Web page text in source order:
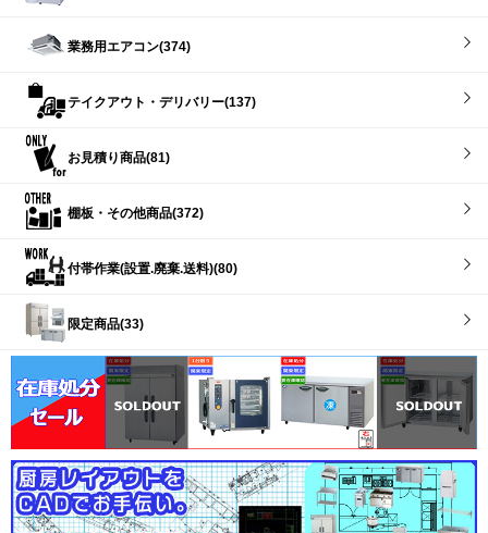
業務用エアコン(374)
テイクアウト・デリバリー(137)
お見積り商品(81)
棚板・その他商品(372)
付帯作業(設置.廃棄.送料)(80)
限定商品(33)